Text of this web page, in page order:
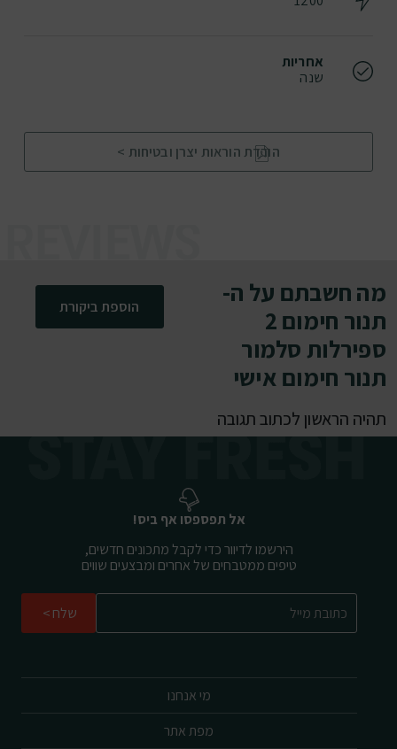
אחריות
שנה
הורדת הוראות יצרן ובטיחות >
מה חשבתם על ה-
תנור חימום 2
ספירלות סלמור
תנור חימום אישי
תהיה הראשון לכתוב תגובה
הוספת ביקורת
מי אנחנו
מפת אתר
אל תפספסו אף ביס!
הירשמו לדיוור כדי לקבל מתכונים חדשים,
טיפים ממטבחים של אחרים ומבצעים שווים
שלח